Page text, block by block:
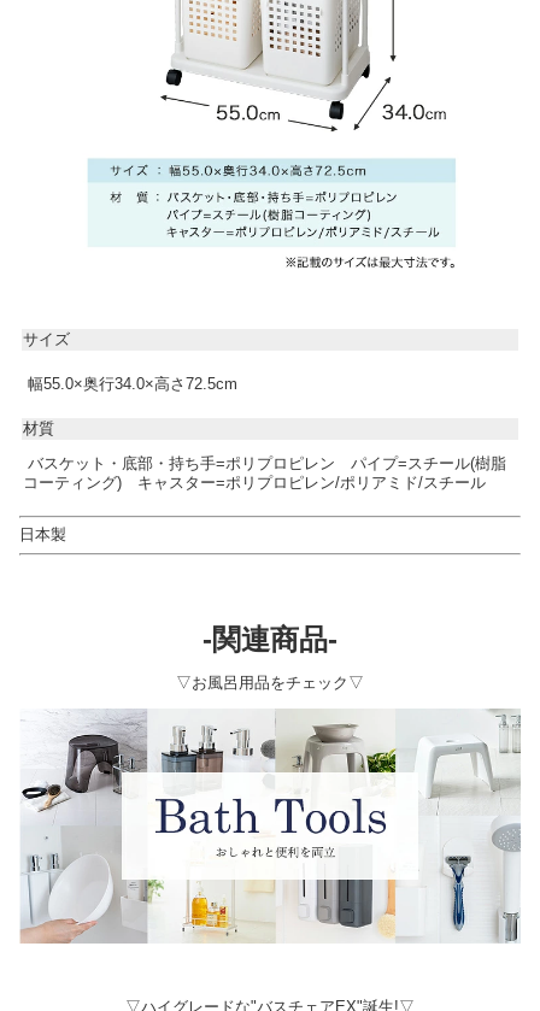
サイズ
幅55.0×奥行34.0×高さ72.5cm
材質
バスケット・底部・持ち手=ポリプロピレン パイプ=スチール(樹脂
コーティング) キャスター=ポリプロピレン/ポリアミド/スチール
日本製
-関連商品-
▽お風呂用品をチェック▽
▽ハイグレードな"バスチェアEX"誕生!▽